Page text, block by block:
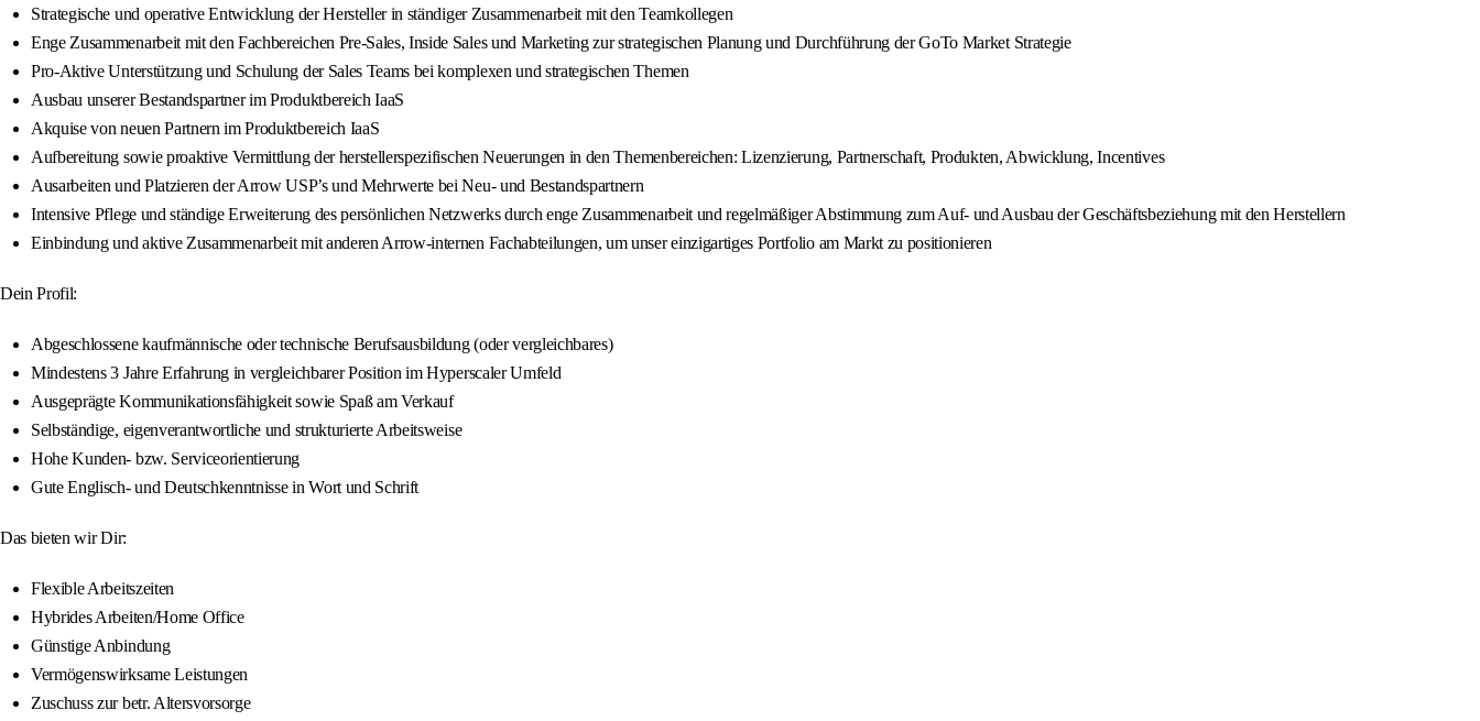
Strategische und operative Entwicklung der Hersteller in ständiger Zusammenarbeit mit den Teamkollegen
Enge Zusammenarbeit mit den Fachbereichen Pre-Sales, Inside Sales und Marketing zur strategischen Planung und Durchführung der GoTo Market Strategie
Pro-Aktive Unterstützung und Schulung der Sales Teams bei komplexen und strategischen Themen
Ausbau unserer Bestandspartner im Produktbereich IaaS
Akquise von neuen Partnern im Produktbereich IaaS
Aufbereitung sowie proaktive Vermittlung der herstellerspezifischen Neuerungen in den Themenbereichen: Lizenzierung, Partnerschaft, Produkten, Abwicklung, Incentives
Ausarbeiten und Platzieren der Arrow USP’s und Mehrwerte bei Neu- und Bestandspartnern
Intensive Pflege und ständige Erweiterung des persönlichen Netzwerks durch enge Zusammenarbeit und regelmäßiger Abstimmung zum Auf- und Ausbau der Geschäftsbeziehung mit den Herstellern
Einbindung und aktive Zusammenarbeit mit anderen Arrow-internen Fachabteilungen, um unser einzigartiges Portfolio am Markt zu positionieren
Dein Profil:
Abgeschlossene kaufmännische oder technische Berufsausbildung (oder vergleichbares)
Mindestens 3 Jahre Erfahrung in vergleichbarer Position im Hyperscaler Umfeld
Ausgeprägte Kommunikationsfähigkeit sowie Spaß am Verkauf
Selbständige, eigenverantwortliche und strukturierte Arbeitsweise
Hohe Kunden- bzw. Serviceorientierung
Gute Englisch- und Deutschkenntnisse in Wort und Schrift
Das bieten wir Dir:
Flexible Arbeitszeiten
Hybrides Arbeiten/Home Office
Günstige Anbindung
Vermögenswirksame Leistungen
Zuschuss zur betr. Altersvorsorge